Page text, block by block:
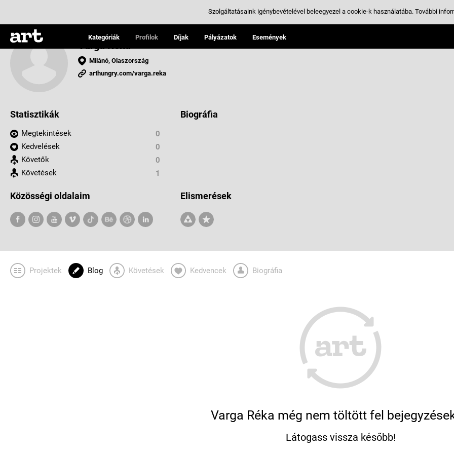
Kategóriák Profilok Díjak Pályázatok Események
Varga Réka
Milánó, Olaszország
arthungry.com/varga.reka
Statisztikák
Megtekintések
0
Kedvelések
0
Követők
0
Követések
1
Biográfia
Közösségi oldalaim Elismerések
Projektek Blog Követések Kedvencek Biográfia
Varga Réka még nem töltött fel
Látogass vissza később!
Szolgáltatásaink igénybevételével beleegyezel a cookie-k használatába. További